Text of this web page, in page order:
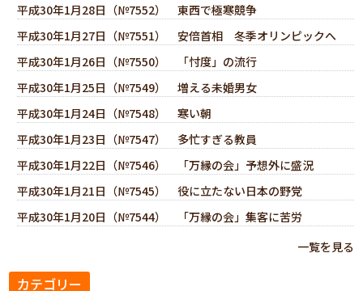
平成30年1月28日（№7552） 東西で極寒競争
平成30年1月27日（№7551） 安倍首相 冬季オリンピックへ
平成30年1月26日（№7550） 「忖度」の流行
平成30年1月25日（№7549） 増える未婚男女
平成30年1月24日（№7548） 寒い朝
平成30年1月23日（№7547） 多忙すぎる教員
平成30年1月22日（№7546） 「万縁の会」予想外に盛況
平成30年1月21日（№7545） 役に立たない日本の野党
平成30年1月20日（№7544） 「万縁の会」集客に苦労
一覧を見る
カテゴリー